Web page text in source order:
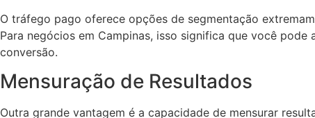
O tráfego pago oferece opções de segmentação
Para negócios em Campinas, isso significa que você
conversão.
Mensuração de Resultados
Outra grande vantagem é a capacidade de mensurar